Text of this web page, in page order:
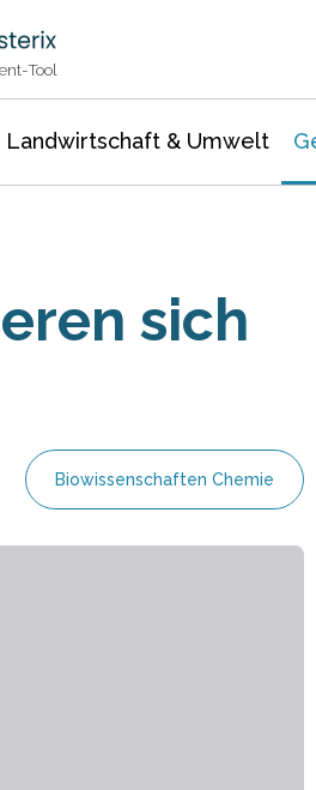
Tool
Landwirtschaft & Umwelt
sich
Biowissenschaften Chemie